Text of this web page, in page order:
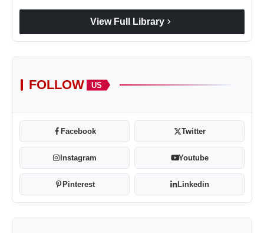
View Full Library chevron_right
FOLLOW US
Facebook Twitter
Instagram Youtube
Pinterest Linkedin